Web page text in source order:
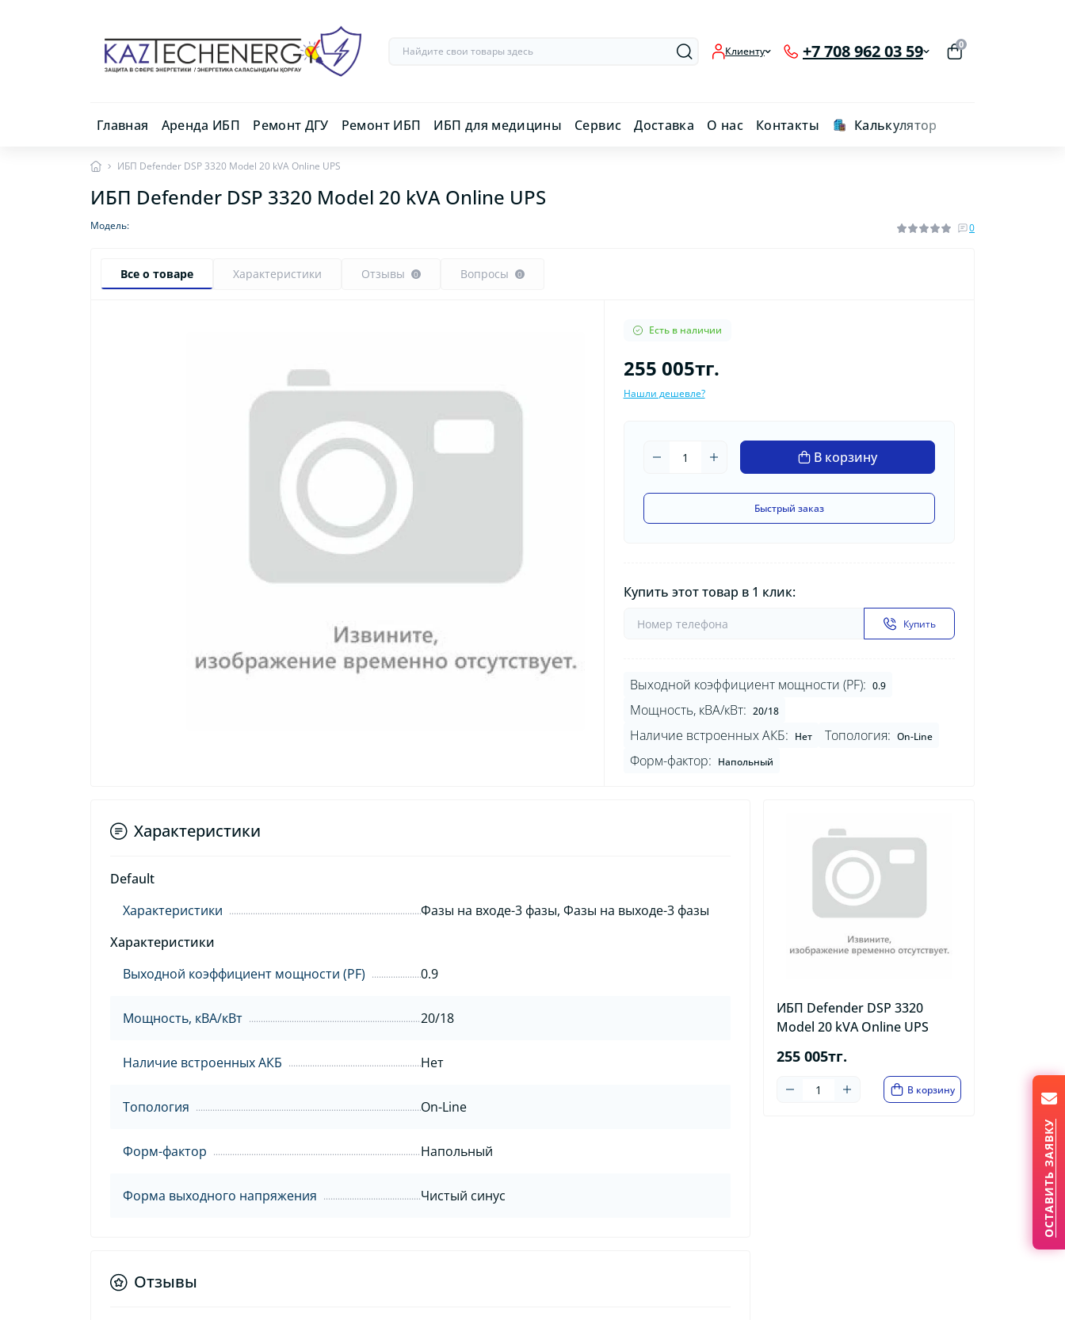
Клиенту +7 708 962 03 59 0
Главная Аренда ИБП Ремонт ДГУ Ремонт ИБП ИБП для медицины Сервис Доставка О нас Контакты Калькулятор
ИБП Defender DSP 3320 Model 20 kVA Online UPS
ИБП Defender DSP 3320 Model 20 kVA Online UPS
Модель: 0
Все о товаре Характеристики Отзывы 0 Вопросы 0
Есть в наличии
255 005тг.
Нашли дешевле?
В корзину
Быстрый заказ
Купить этот товар в 1 клик:
Купить
Выходной коэффициент мощности (PF): 0.9
Мощность, кВА/кВт: 20/18
Наличие встроенных АКБ: Нет Топология: On-Line
Форм-фактор: Напольный
ИБП Defender DSP 3320
Model 20 kVA Online UPS
255 005тг.
В корзину
Характеристики
Default
Характеристики
Фазы на входе-3 фазы, Фазы на выходе-3 фазы
Характеристики
Выходной коэффициент мощности (PF)
0.9
Мощность, кВА/кВт 20/18
Наличие встроенных АКБ Нет
Топология On-Line
Форм-фактор Напольный
Форма выходного напряжения Чистый синус
Отзывы
ОСТАВИТЬ ЗАЯВКУ